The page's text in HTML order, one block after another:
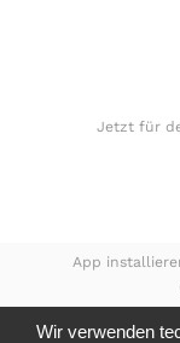
Jetzt für
App
Wir verwenden